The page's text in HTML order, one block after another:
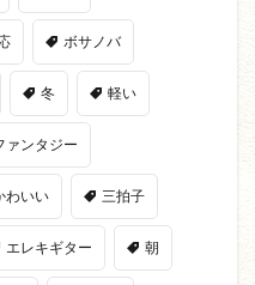
ボサノバ
冬 軽い
ァンタジー
わいい 三拍子
エレキギター 朝